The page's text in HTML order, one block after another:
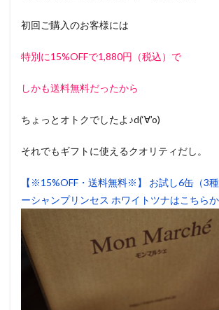
初回ご購入のお客様には
特別に15%OFFで1,880円（税込）で
しかも送料無料だったから
ちょっとオトクでしたよ♪d(‘∀’o)
それでもギフトに使えるクオリティだし。
【※15%OFF・送料無料※】 お試し6缶（3
ーシャンプリンセス ホワイトツナはこちら